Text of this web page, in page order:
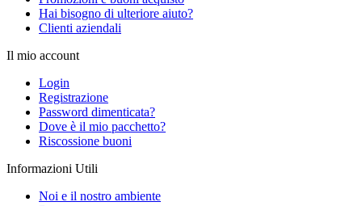
Hai bisogno di ulteriore aiuto?
Clienti aziendali
Il mio account
Login
Registrazione
Password dimenticata?
Dove è il mio pacchetto?
Riscossione buoni
Informazioni Utili
Noi e il nostro ambiente